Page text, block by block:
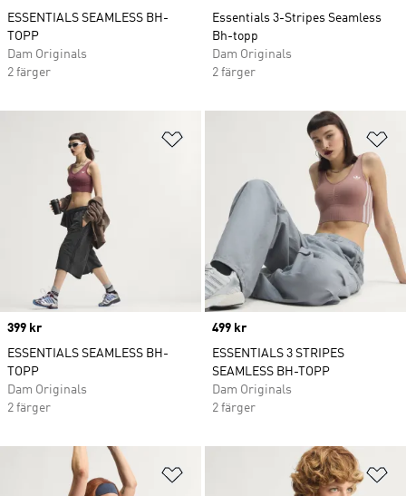
ESSENTIALS SEAMLESS BH-
TOPP
Dam Originals
2 färger
Essentials 3-Stripes Seamless
Bh-topp
Dam Originals
2 färger
Lägg till på önskelistan
Price
399 kr
ESSENTIALS SEAMLESS BH-
TOPP
Dam Originals
2 färger
Price
499 kr
ESSENTIALS 3 STRIPES
SEAMLESS BH-TOPP
Dam Originals
2 färger
Lägg till på önskelistan